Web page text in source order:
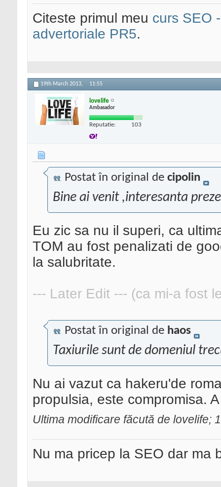
Citeste primul meu curs SEO
advertoriale PR5.
19th March 2013, 11:55
lovelife
Ambasador
Reputatie: 103
Postat în original de cipolin
Bine ai venit ,interesanta
Eu zic sa nu il superi, ca
TOM au fost penalizati de
la salubritate.
--- Later Edit --- (ca mi-a fost
Postat în original de haos
Taxiurile sunt de domeniul
Nu ai vazut ca hakeru'de
propulsia, este compromisa.
Ultima modificare făcută de lovelife;
Nu ma pricep la SEO dar ma